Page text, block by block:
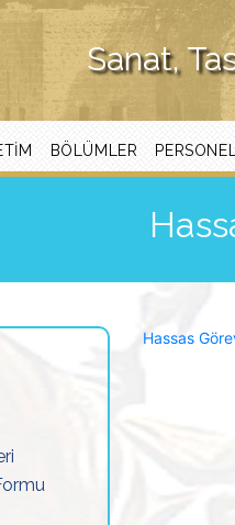
Sanat,
BÖLÜMLER PERSONEL
Hassas